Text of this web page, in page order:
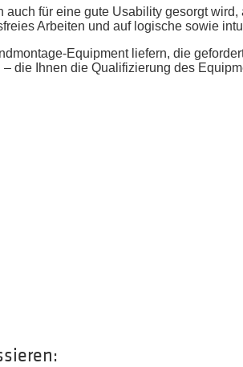
auch für eine gute Usability gesorgt
Arbeiten und auf logische sowie
Equipment liefern, die
die Ihnen die Qualifizierung des